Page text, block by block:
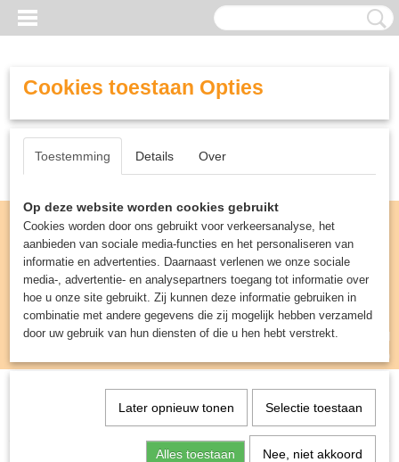
Inloggen Registreren
UW WINKELWAGEN
(0)
Spellen & Puzzels> Breinbrekers>C'est la Vie -
Cookies toestaan Opties
Toestemming Details Over
Op deze website worden cookies gebruikt
Cookies worden door ons gebruikt voor verkeersanalyse, het
aanbieden van sociale media-functies en het personaliseren van
informatie en advertenties. Daarnaast verlenen we onze sociale
media-, advertentie- en analysepartners toegang tot informatie over
hoe u onze site gebruikt. Zij kunnen deze informatie gebruiken in
combinatie met andere gegevens die zij mogelijk hebben verzameld
door uw gebruik van hun diensten of die u hen hebt verstrekt.
Later opnieuw tonen Selectie toestaan
Alles toestaan Nee, niet akkoord